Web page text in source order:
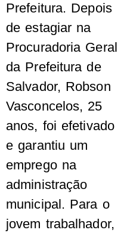
Prefeitura. Depois
de estagiar na
Procuradoria Geral
da Prefeitura de
Salvador, Robson
Vasconcelos, 25
anos, foi efetivado
e garantiu um
emprego na
administração
municipal. Para o
jovem trabalhador,